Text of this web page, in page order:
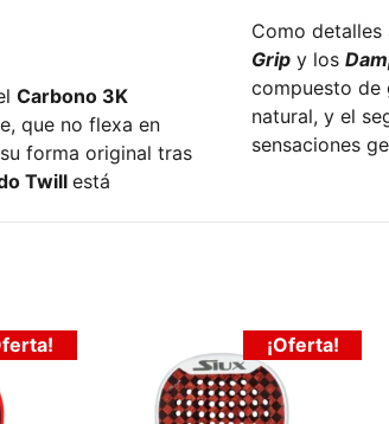
Carbono 3K
que no flexa en
forma original tras
Twillestá
Como
Grip y los
compuesto de
natural, y el
sensaciones
¡Oferta!